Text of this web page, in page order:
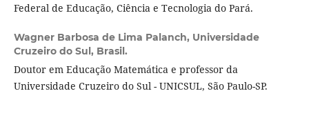
Federal de Educação, Ciência e Tecnologia do Pará.
Wagner Barbosa de Lima Palanch, Universidade
Cruzeiro do Sul, Brasil.
Doutor em Educação Matemática e professor da
Universidade Cruzeiro do Sul - UNICSUL, São Paulo-SP.